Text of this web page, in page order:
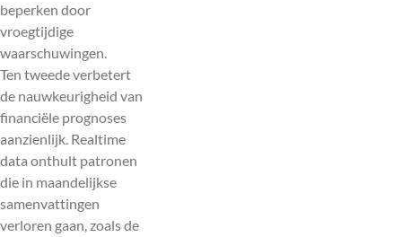
beperken door
vroegtijdige
waarschuwingen.
Ten tweede verbetert
de nauwkeurigheid van
financiële prognoses
aanzienlijk. Realtime
data onthult patronen
die in maandelijkse
samenvattingen
verloren gaan, zoals de